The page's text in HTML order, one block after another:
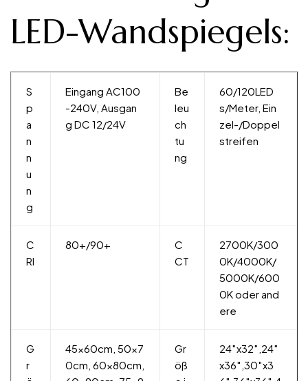
LED-Wandspiegels:
S
p
a
n
n
u
n
g
Eingang AC100
-240V, Ausgan
g DC 12/24V
Be
leu
ch
tu
ng
60/120LED
s/Meter, Ein
zel-/Doppel
streifen
C
RI
80+/90+
C
CT
2700K/300
0K/4000K/
5000K/600
0K oder and
ere
G
r
45x60cm, 50x7
0cm, 60x80cm,
Gr
öß
24″x32″,24″
x36″,30″x3